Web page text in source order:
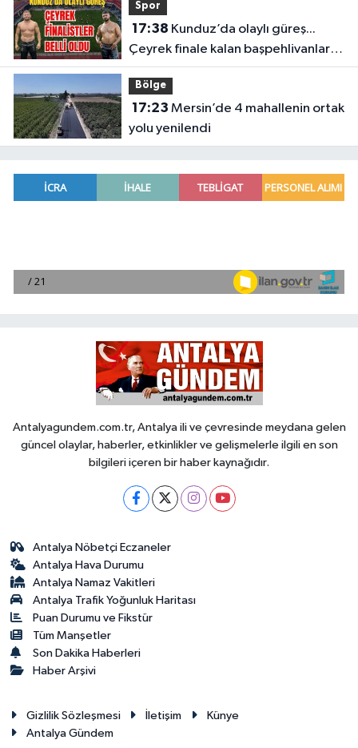
Spor
17:38
Çeyrek finale kalan başpehlivanlar
belli oldu
Bölge
17:23
yolu yenilendi
Antalyagundem.com.tr, Antalya ili ve çevresinde meydana gelen
güncel olaylar, haberler, etkinlikler ve gelişmelerle ilgili en son
bilgileri içeren bir haber kaynağıdır.
Antalya Nöbetçi Eczaneler
Antalya Hava Durumu
Antalya Namaz Vakitleri
Antalya Trafik Yoğunluk Haritası
Puan Durumu ve Fikstür
Tüm Manşetler
Son Dakika Haberleri
Haber Arşivi
Gizlilik Sözleşmesi İletişim
Künye
Antalya Gündem